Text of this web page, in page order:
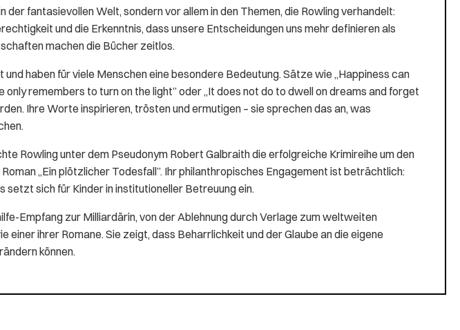
der fantasievollen Welt, sondern vor allem in den Themen, die Rowling verhandelt:
und die Erkenntnis, dass unsere Entscheidungen uns mehr definieren als
machen die Bücher zeitlos.
haben für viele Menschen eine besondere Bedeutung. Sätze wie „Happiness can
only remembers to turn on the light” oder „It does not do to dwell on dreams and forget
Ihre Worte inspirieren, trösten und ermutigen – sie sprechen das an, was
Rowling unter dem Pseudonym Robert Galbraith die erfolgreiche Krimireihe um den
„Ein plötzlicher Todesfall”. Ihr philanthropisches Engagement ist beträchtlich:
setzt sich für Kinder in institutioneller Betreuung ein.
Empfang zur Milliardärin, von der Ablehnung durch Verlage zum weltweiten
einer ihrer Romane. Sie zeigt, dass Beharrlichkeit und der Glaube an die eigene
können.